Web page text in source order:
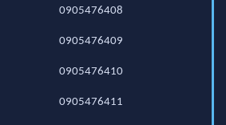
0905476408
0905476409
0905476410
0905476411